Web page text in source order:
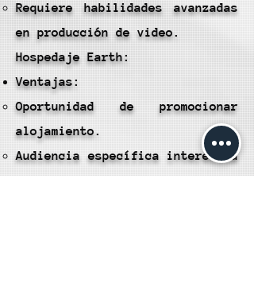
Requiere habilidades avanzadas
en producción de video.
Hospedaje Earth:
Ventajas:
Oportunidad de promocionar
alojamiento.
Audiencia específica interesada
en opciones de hospedaje.